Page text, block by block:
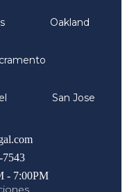
Oakland
San Jose
7543
- 7:00PM